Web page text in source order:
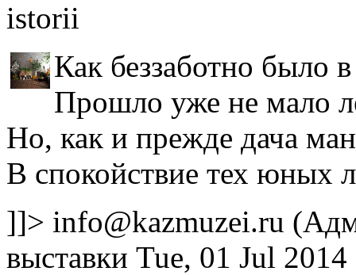
istorii
Как беззаботно было
Прошло уже не мало
Но, как и прежде дача
В спокойствие тех юных
]]> info@kazmuzei.ru
выставки Tue, 01 Jul